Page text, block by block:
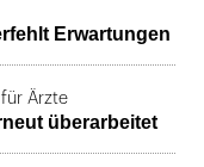
Erwartungen
Ärzte
überarbeitet